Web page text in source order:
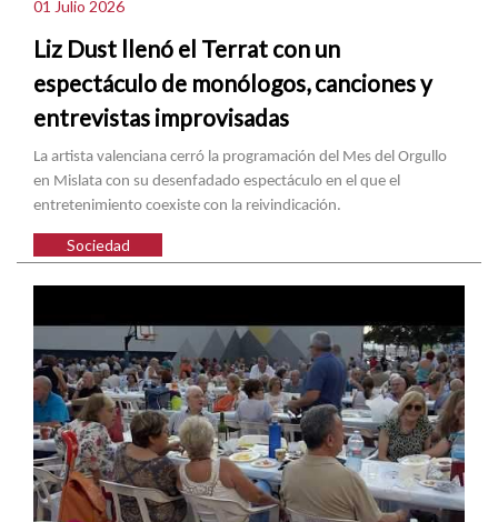
01 Julio 2026
Liz Dust llenó el Terrat con un
espectáculo de monólogos, canciones y
entrevistas improvisadas
La artista valenciana cerró la programación del Mes del Orgullo
en Mislata con su desenfadado espectáculo en el que el
entretenimiento coexiste con la reivindicación.
Sociedad